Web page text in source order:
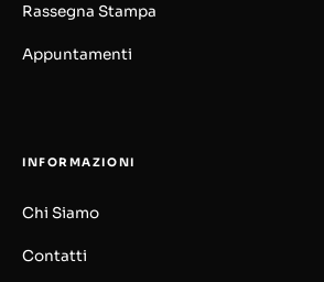
Rassegna Stampa
Appuntamenti
INFORMAZIONI
Chi Siamo
Contatti